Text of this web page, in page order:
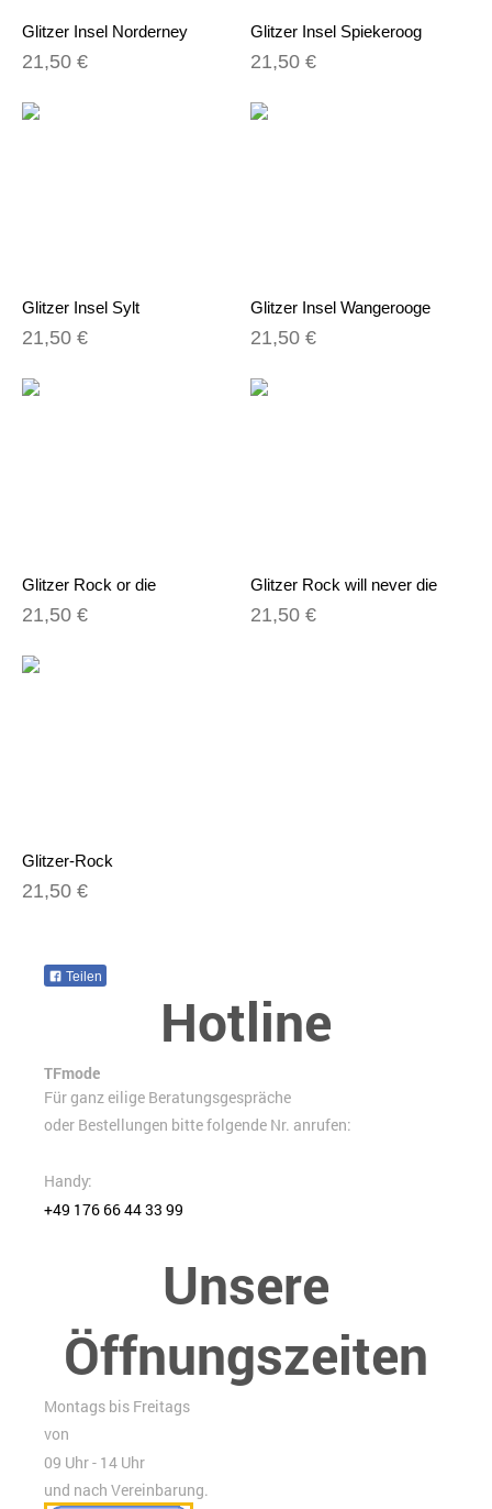
Glitzer Insel Norderney
21,50 €
Glitzer Insel Spiekeroog
21,50 €
Glitzer Insel Sylt
21,50 €
Glitzer Insel Wangerooge
21,50 €
Glitzer Rock or die
21,50 €
Glitzer Rock will never die
21,50 €
Glitzer-Rock
21,50 €
Teilen
Hotline
TFmode
Für ganz eilige Beratungsgespräche
oder Bestellungen bitte folgende Nr. anrufen:
Handy:
+49 176 66 44 33 99
Unsere
Öffnungszeiten
Montags bis Freitags
von
09 Uhr - 14 Uhr
und nach Vereinbarung.